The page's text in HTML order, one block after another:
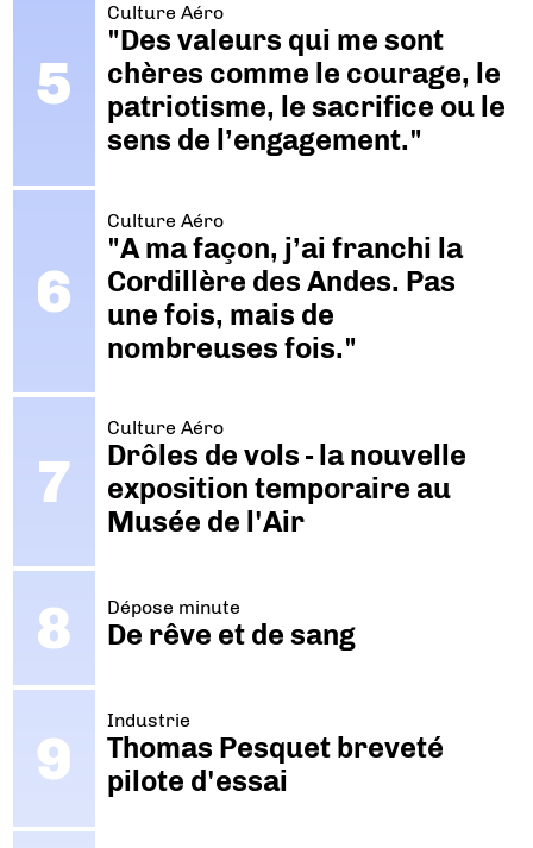
Culture Aéro
"Des valeurs qui me sont
chères comme le courage, le
patriotisme, le sacrifice ou le
sens de l’engagement."
Culture Aéro
"A ma façon, j’ai franchi la
Cordillère des Andes. Pas
une fois, mais de
nombreuses fois."
Culture Aéro
Drôles de vols - la nouvelle
exposition temporaire au
Musée de l'Air
Dépose minute
De rêve et de sang
Industrie
Thomas Pesquet breveté
pilote d'essai